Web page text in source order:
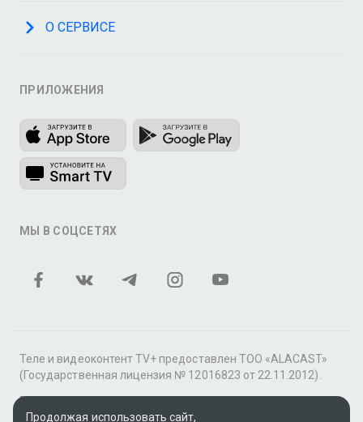
О СЕРВИСЕ
ПРИЛОЖЕНИЯ
МЫ В СОЦСЕТЯХ
Теле и видеоконтент TV+ предоставлен ТОО «ALACAST»
(Государственная лицензия № 12016823 от 22.11.2012).
В рамках услуги «Видео по подписке» для «Пакета
фильмов и сериалов tv+» контент предоставляется
Продолжая использовать сайт,